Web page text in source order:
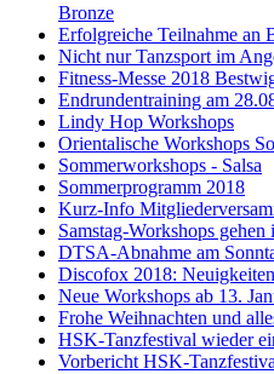
Bronze
Erfolgreiche Teilnahme an
Nicht nur Tanzsport im
Fitness-Messe 2018
Endrundentraining am
Lindy Hop Workshops
Orientalische Workshops
Sommerworkshops - Salsa
Sommerprogramm 2018
Kurz-Info
Samstag-Workshops
DTSA-Abnahme am
Discofox 2018:
Neue Workshops ab 13.
Frohe Weihnachten und
HSK-Tanzfestival wieder
Vorbericht HSK-